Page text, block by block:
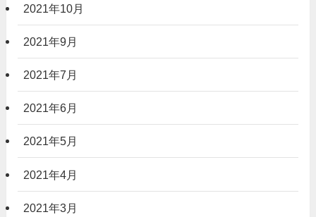
2021年10月
2021年9月
2021年7月
2021年6月
2021年5月
2021年4月
2021年3月